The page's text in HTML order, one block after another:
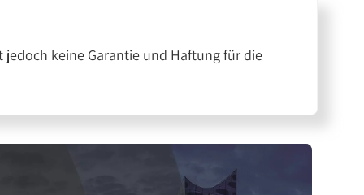
keine Garantie und Haftung für die